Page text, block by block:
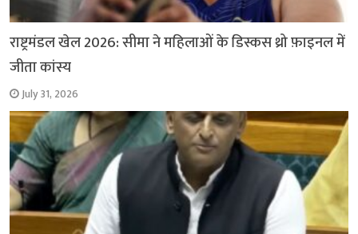
राष्ट्रमंडल खेल 2026: सीमा ने महिलाओं के डिस्कस थ्रो फ़ाइनल में
जीता कांस्य
July 31, 2026